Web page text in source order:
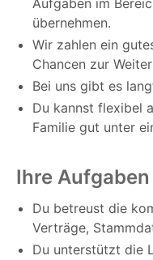
Aufgaben im
übernehmen.
Wir zahlen ein
Chancen zur
Bei uns gibt es
Du kannst flexibel
Familie gut unter
Ihre Aufgaben
Du betreust die
Verträge,
Du unterstützt die